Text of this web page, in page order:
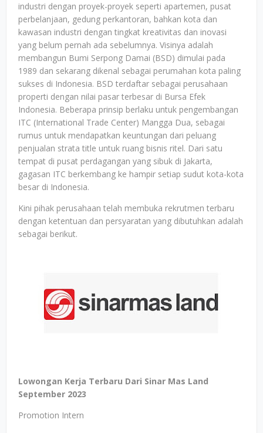
industri dengan proyek-proyek seperti apartemen, pusat
perbelanjaan, gedung perkantoran, bahkan kota dan
kawasan industri dengan tingkat kreativitas dan inovasi
yang belum pernah ada sebelumnya. Visinya adalah
membangun Bumi Serpong Damai (BSD) dimulai pada
1989 dan sekarang dikenal sebagai perumahan kota paling
sukses di Indonesia. BSD terdaftar sebagai perusahaan
properti dengan nilai pasar terbesar di Bursa Efek
Indonesia. Beberapa prinsip berlaku untuk pengembangan
ITC (International Trade Center) Mangga Dua, sebagai
rumus untuk mendapatkan keuntungan dari peluang
penjualan strata title untuk ruang bisnis ritel. Dari satu
tempat di pusat perdagangan yang sibuk di Jakarta,
gagasan ITC berkembang ke hampir setiap sudut kota-kota
besar di Indonesia.
Kini pihak perusahaan telah membuka rekrutmen terbaru
dengan ketentuan dan persyaratan yang dibutuhkan adalah
sebagai berikut.
Lowongan Kerja Terbaru Dari Sinar Mas Land
September 2023
Promotion Intern